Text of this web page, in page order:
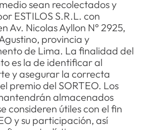
sean recolectados y
ESTILOS S.R.L. con
Av. Nicolas Ayllon N° 2925,
provincia y
de Lima. La finalidad del
es la de identificar al
y asegurar la correcta
premio del SORTEO. Los
almacenados
consideren útiles con el fin
y su participación, así